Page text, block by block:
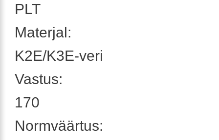
PLT
Materjal:
K2E/K3E-veri
Vastus:
170
Normväärtus: